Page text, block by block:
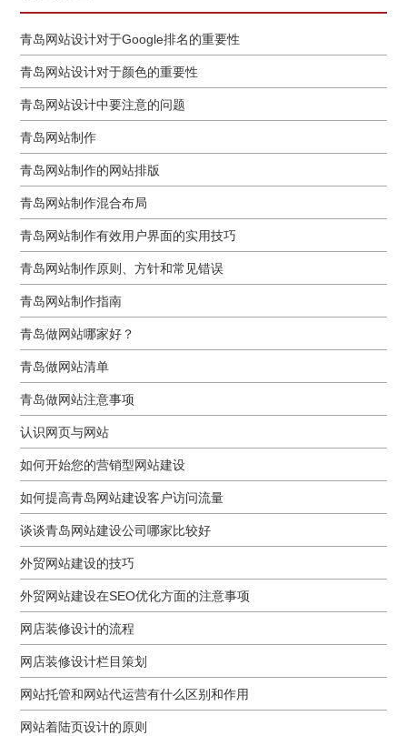
青岛网站设计对于Google排名的重要性
青岛网站设计对于颜色的重要性
青岛网站设计中要注意的问题
青岛网站制作
青岛网站制作的网站排版
青岛网站制作混合布局
青岛网站制作有效用户界面的实用技巧
青岛网站制作原则、方针和常见错误
青岛网站制作指南
青岛做网站哪家好？
青岛做网站清单
青岛做网站注意事项
认识网页与网站
如何开始您的营销型网站建设
如何提高青岛网站建设客户访问流量
谈谈青岛网站建设公司哪家比较好
外贸网站建设的技巧
外贸网站建设在SEO优化方面的注意事项
网店装修设计的流程
网店装修设计栏目策划
网站托管和网站代运营有什么区别和作用
网站着陆页设计的原则